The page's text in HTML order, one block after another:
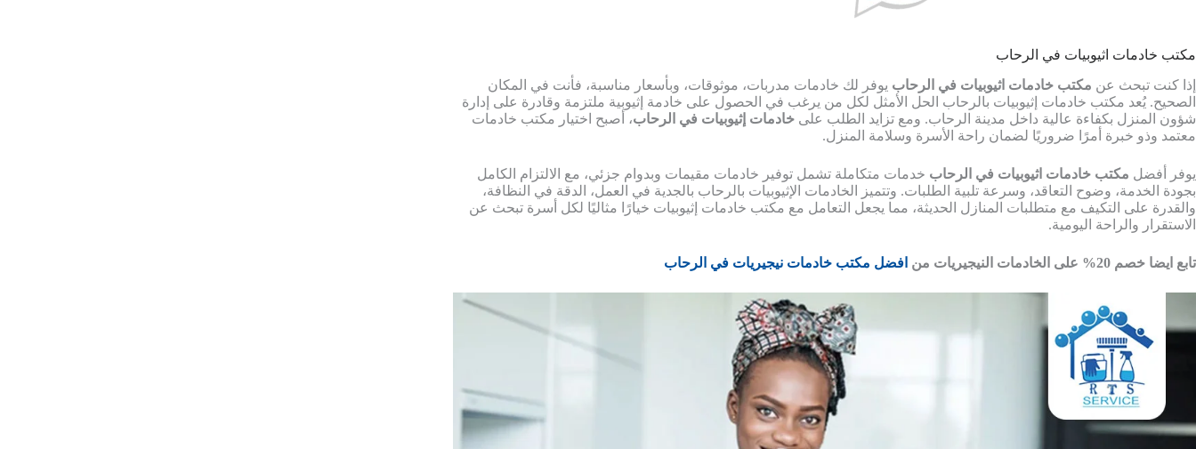
مكتب خادمات اثيوبيات في الرحاب
إذا كنت تبحث عن مكتب خادمات اثيوبيات في الرحاب يوفر لك خادمات مدربات، موثوقات، وبأسعار مناسبة، فأنت في المكان
الصحيح. يُعد مكتب خادمات إثيوبيات بالرحاب الحل الأمثل لكل من يرغب في الحصول على خادمة إثيوبية ملتزمة وقادرة على إدارة
شؤون المنزل بكفاءة عالية داخل مدينة الرحاب. ومع تزايد الطلب على خادمات إثيوبيات في الرحاب، أصبح اختيار مكتب خادمات
معتمد وذو خبرة أمرًا ضروريًا لضمان راحة الأسرة وسلامة المنزل.
يوفر أفضل مكتب خادمات اثيوبيات في الرحاب خدمات متكاملة تشمل توفير خادمات مقيمات وبدوام جزئي، مع الالتزام الكامل
بجودة الخدمة، وضوح التعاقد، وسرعة تلبية الطلبات. وتتميز الخادمات الإثيوبيات بالرحاب بالجدية في العمل، الدقة في النظافة،
والقدرة على التكيف مع متطلبات المنازل الحديثة، مما يجعل التعامل مع مكتب خادمات إثيوبيات خيارًا مثاليًا لكل أسرة تبحث عن
الاستقرار والراحة اليومية.
تابع ايضا خصم 20% على الخادمات النيجيريات من افضل مكتب خادمات نيجيريات في الرحاب